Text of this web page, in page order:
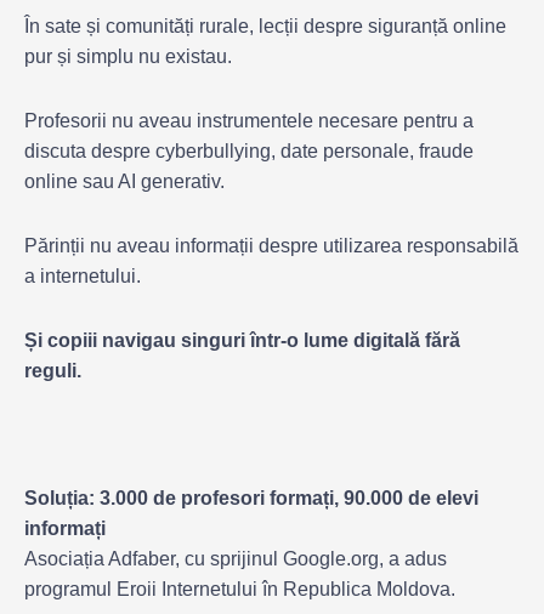
În sate și comunități rurale, lecții despre siguranță online
pur și simplu nu existau.
Profesorii nu aveau instrumentele necesare pentru a
discuta despre cyberbullying, date personale, fraude
online sau AI generativ.
Părinții nu aveau informații despre utilizarea responsabilă
a internetului.
Și copiii navigau singuri într-o lume digitală fără
reguli.
Soluția: 3.000 de profesori formați, 90.000 de elevi
informați
Asociația Adfaber, cu sprijinul Google.org, a adus
programul Eroii Internetului în Republica Moldova.